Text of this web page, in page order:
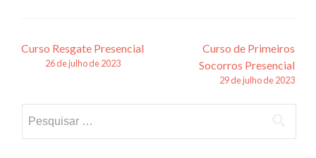
Navegação
posts
Curso Resgate Presencial
26 de julho de 2023
Curso de Primeiros
Socorros Presencial
29 de julho de 2023
por: